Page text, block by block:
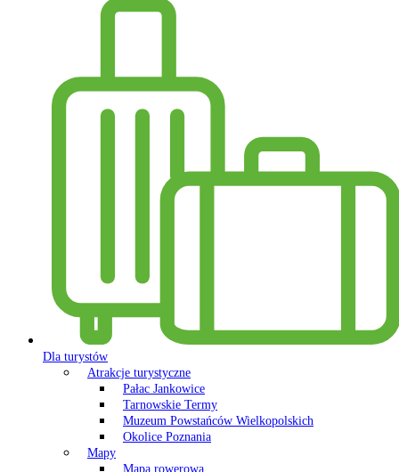
Dla turystów
Atrakcje turystyczne
Pałac Jankowice
Tarnowskie Termy
Muzeum Powstańców Wielkopolskich
Okolice Poznania
Mapy
Mapa rowerowa